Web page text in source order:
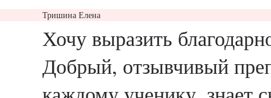
Тришина Елена
Хочу выразить
Добрый, отзывчивый